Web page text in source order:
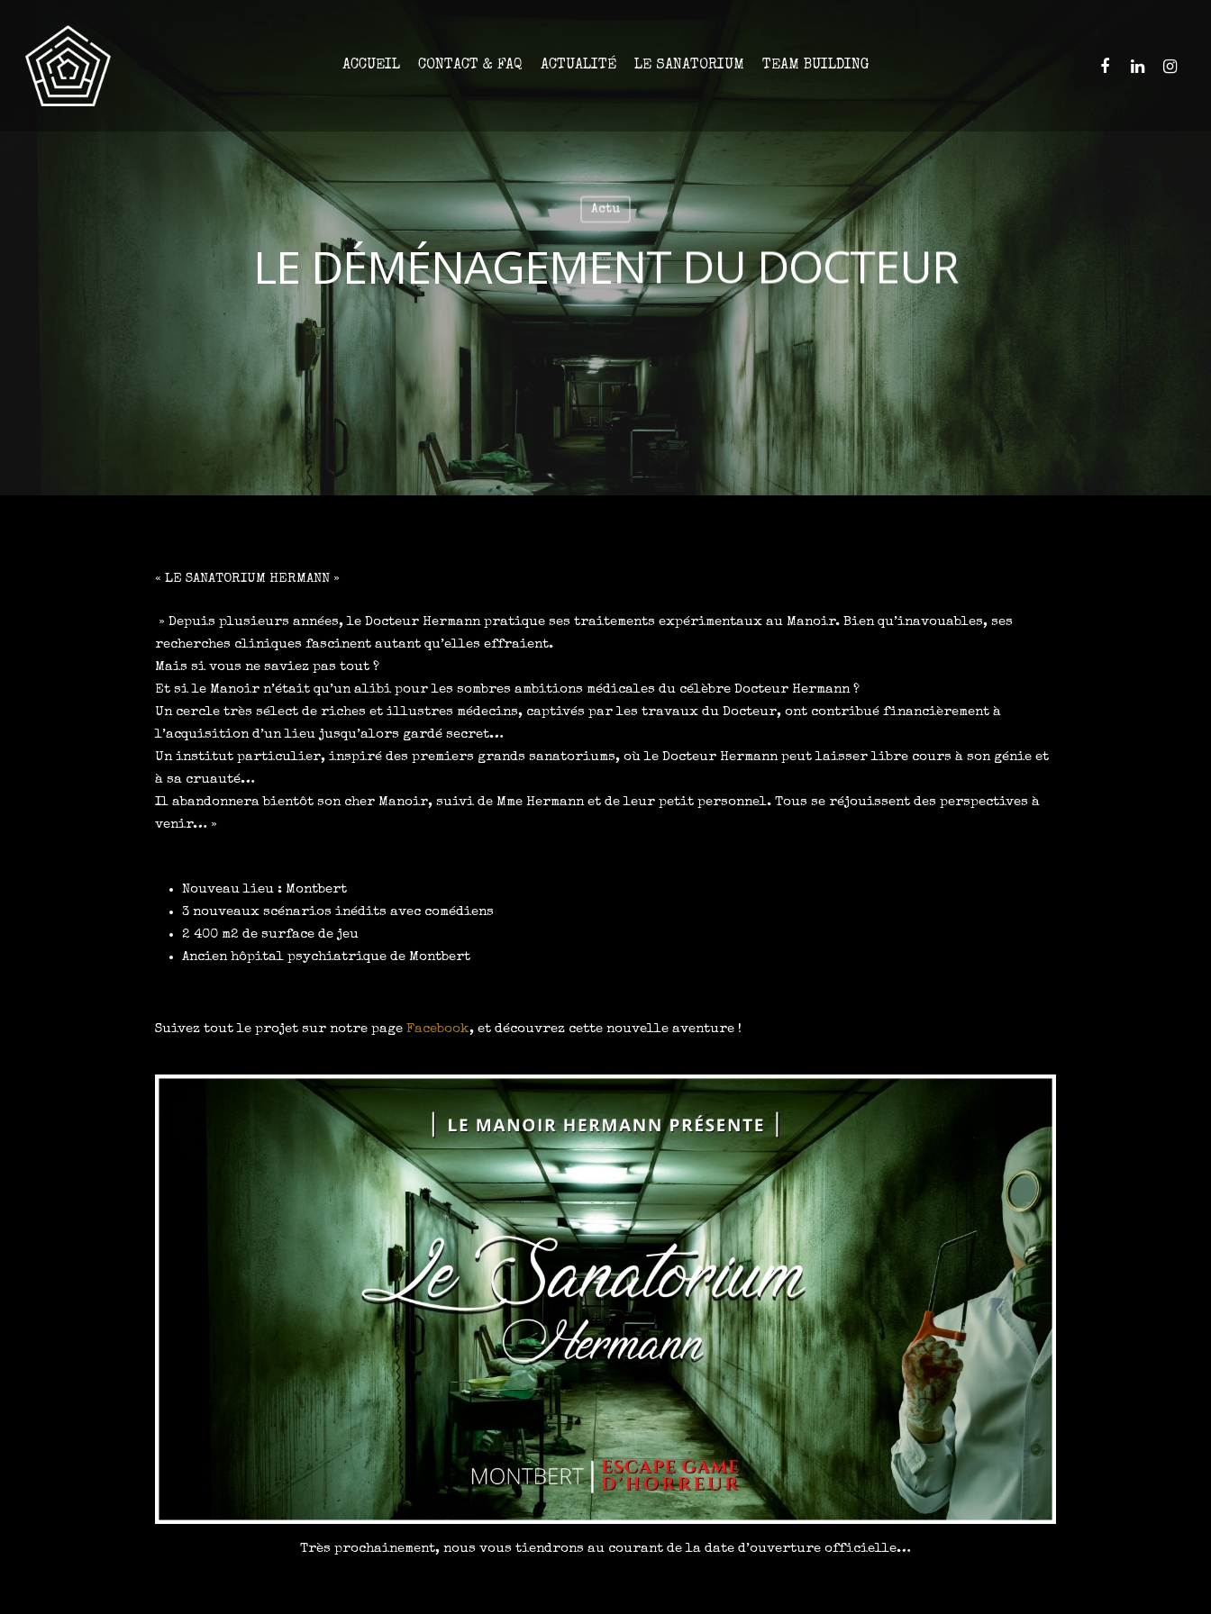
ACCUEIL CONTACT & FAQ ACTUALITÉ LE SANATORIUM TEAM BUILDING
Actu
LE DÉMÉNAGEMENT DU DOCTEUR
« LE SANATORIUM HERMANN »
» Depuis plusieurs années, le Docteur Hermann pratique ses traitements expérimentaux au Manoir. Bien qu’inavouables, ses
recherches cliniques fascinent autant qu’elles effraient.
Mais si vous ne saviez pas tout ?
Et si le Manoir n’était qu’un alibi pour les sombres ambitions médicales du célèbre Docteur Hermann ?
Un cercle très sélect de riches et illustres médecins, captivés par les travaux du Docteur, ont contribué financièrement à
l’acquisition d’un lieu jusqu’alors gardé secret…
Un institut particulier, inspiré des premiers grands sanatoriums, où le Docteur Hermann peut laisser libre cours à son génie et
à sa cruauté…
Il abandonnera bientôt son cher Manoir, suivi de Mme Hermann et de leur petit personnel. Tous se réjouissent des perspectives à
venir… »
Nouveau lieu : Montbert
3 nouveaux scénarios inédits avec comédiens
2 400 m2 de surface de jeu
Ancien hôpital psychiatrique de Montbert
Suivez tout le projet sur notre page Facebook, et découvrez cette nouvelle aventure !
Très prochainement, nous vous tiendrons au courant de la date d’ouverture officielle…